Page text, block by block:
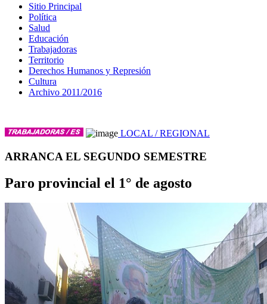
Sitio Principal
Política
Salud
Educación
Trabajadoras
Territorio
Derechos Humanos y Represión
Cultura
Archivo 2011/2016
LOCAL / REGIONAL
ARRANCA EL SEGUNDO SEMESTRE
Paro provincial el 1° de agosto